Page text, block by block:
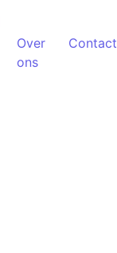
Over
ons
Contact